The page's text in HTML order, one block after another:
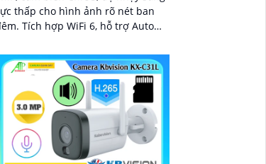
thấp cho hình ảnh rõ nét ban
hợp WiFi 6, hỗ trợ Auto
tiện, đàm thoại 2 chiều, báo
động còi hú, đèn chớp